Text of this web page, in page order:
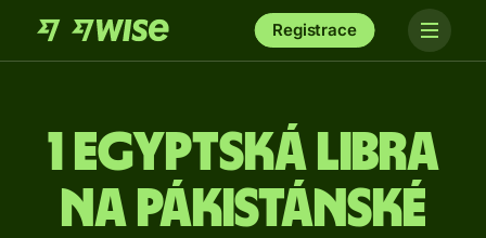
Registrace
1 egyptská libra
na pákistánské